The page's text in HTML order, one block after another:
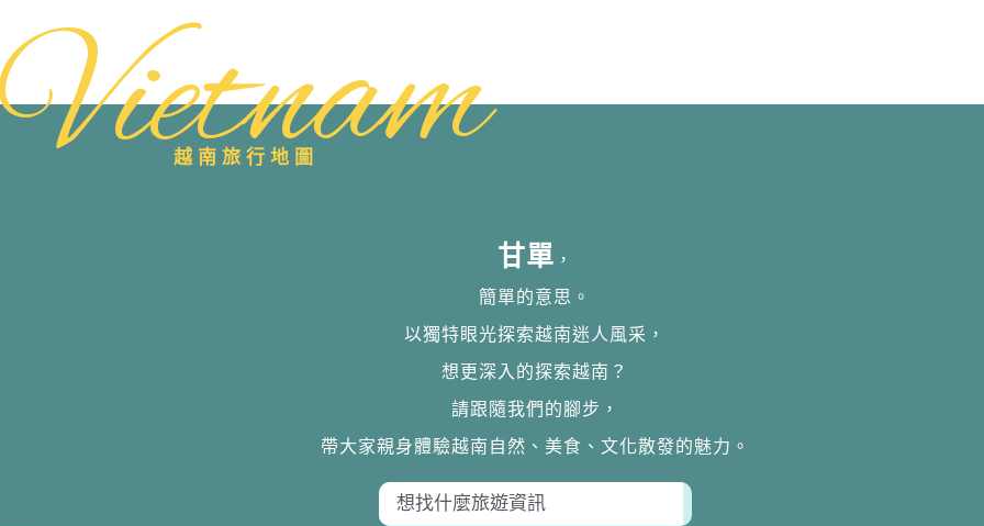
Vietnam
越南旅行地圖
甘單 ，
簡單的意思。
以獨特眼光探索越南迷人風采，
想更深入的探索越南？
請跟隨我們的腳步，
帶大家親身體驗越南自然、美食、文化散發的魅力。